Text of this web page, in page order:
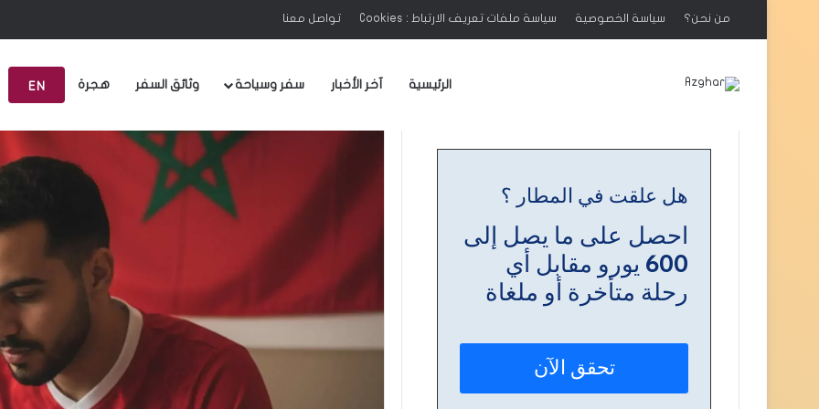
من نحن؟ سياسة الخصوصية سياسة ملفات تعريف الارتباط : Cookies تواصل معنا
الرئيسية آخر الأخبار سفر وسياحة وثائق السفر هجرة EN